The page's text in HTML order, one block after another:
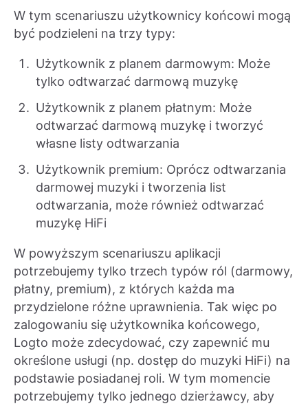
W tym scenariuszu użytkownicy końcowi mogą
być podzieleni na trzy typy:
Użytkownik z planem darmowym: Może
tylko odtwarzać darmową muzykę
Użytkownik z planem płatnym: Może
odtwarzać darmową muzykę i tworzyć
własne listy odtwarzania
Użytkownik premium: Oprócz odtwarzania
darmowej muzyki i tworzenia list
odtwarzania, może również odtwarzać
muzykę HiFi
W powyższym scenariuszu aplikacji
potrzebujemy tylko trzech typów ról (darmowy,
płatny, premium), z których każda ma
przydzielone różne uprawnienia. Tak więc po
zalogowaniu się użytkownika końcowego,
Logto może zdecydować, czy zapewnić mu
określone usługi (np. dostęp do muzyki HiFi) na
podstawie posiadanej roli. W tym momencie
potrzebujemy tylko jednego dzierżawcy, aby